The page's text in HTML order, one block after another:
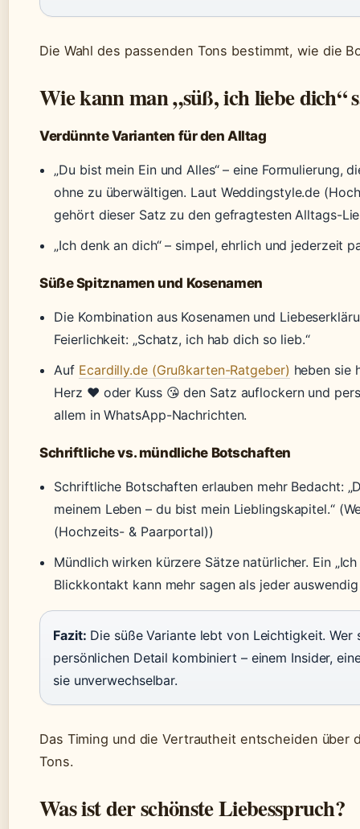
Die Wahl des passenden Tons bestimmt, wie die
Wie kann man „süß, ich liebe dich“
Verdünnte Varianten für den Alltag
„Du bist mein Ein und Alles“ – eine Formulierung,
ohne zu überwältigen. Laut Weddingstyle.de
gehört dieser Satz zu den gefragtesten Alltags-
„Ich denk an dich“ – simpel, ehrlich und jederzeit
Süße Spitznamen und Kosenamen
Die Kombination aus Kosenamen und
Feierlichkeit: „Schatz, ich hab dich so lieb.“
Auf Ecardilly.de (Grußkarten-Ratgeber) heben sie
Herz ❤️ oder Kuss 😘 den Satz auflockern und
allem in WhatsApp-Nachrichten.
Schriftliche vs. mündliche Botschaften
Schriftliche Botschaften erlauben mehr Bedacht:
meinem Leben – du bist mein Lieblingskapitel.“
(Hochzeits- & Paarportal))
Mündlich wirken kürzere Sätze natürlicher. Ein
Blickkontakt kann mehr sagen als jeder
Fazit: Die süße Variante lebt von Leichtigkeit. Wer
persönlichen Detail kombiniert – einem Insider,
sie unverwechselbar.
Das Timing und die Vertrautheit entscheiden über
Tons.
Was ist der schönste Liebesspruch?